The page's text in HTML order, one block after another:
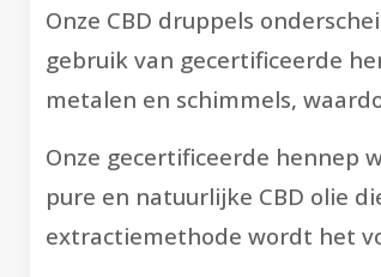
Onze CBD druppels
gebruik van gecertificeerde
metalen en schimmels,
Onze gecertificeerde hennep
pure en natuurlijke CBD olie
extractiemethode wordt het